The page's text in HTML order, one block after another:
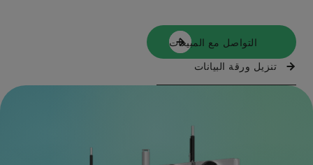
التواصل مع المبيعات
تنزيل ورقة البيانات